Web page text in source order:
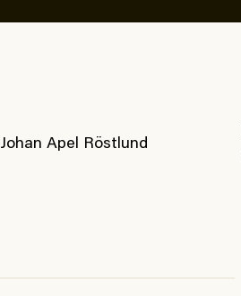
Johan Apel Röstlund